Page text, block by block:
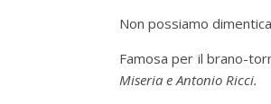
Non possiamo
Famosa per il brano-
Miseria e Antonio Ricci.